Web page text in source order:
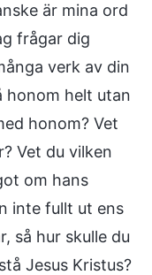
är mina ord
frågar dig
verk av din
helt utan
honom? Vet
Vet du vilken
om hans
inte fullt ut ens
så hur skulle du
Jesus Kristus?